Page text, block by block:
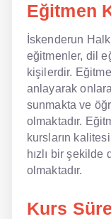
Eğitmen
İskenderun
eğitmenler, dil
kişilerdir.
anlayarak
sunmakta ve
olmaktadır.
kursların
hızlı bir şekilde
olmaktadır.
Kurs